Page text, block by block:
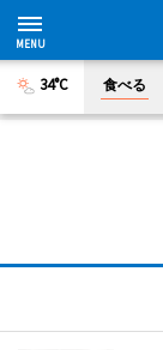
34°C 食べる